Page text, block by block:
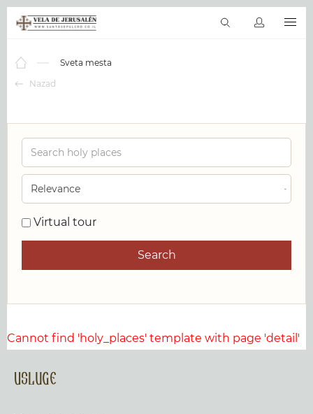
Virtuelni obilasci
SR
Nazad
Sveta mesta
Virtual tour
Search
Cannot find 'holy_places' template with page 'detail'
Usluge